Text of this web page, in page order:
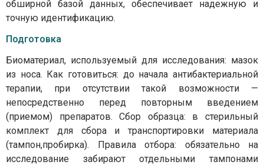
обширной базой данных, обеспечивает надежную и
точную идентификацию.
Подготовка
Биоматериал, используемый для исследования: мазок
из носа. Как готовиться: до начала антибактериальной
терапии, при отсутствии такой возможности —
непосредственно перед повторным введением
(приемом) препаратов. Сбор образца: в стерильный
комплект для сбора и транспортировки материала
(тампон,пробирка). Правила отбора: обязательно на
исследование забирают отдельными тампонами